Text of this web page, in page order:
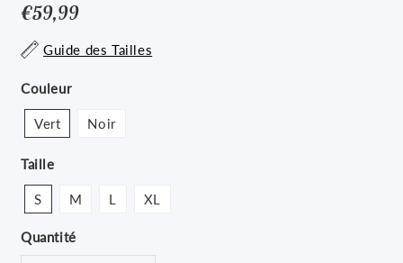
€59,99
Unit
price
Guide des Tailles
Couleur
Vert Noir
Taille
S M L XL
Quantité